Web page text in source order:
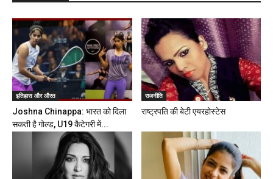
इतिहास और औरत
Joshna Chinappa: भारत को दिला
सकती है गोल्ड, U19 कैटेगरी में...
राजनीति
राष्ट्रपति की बेटी एयरहोस्टेस